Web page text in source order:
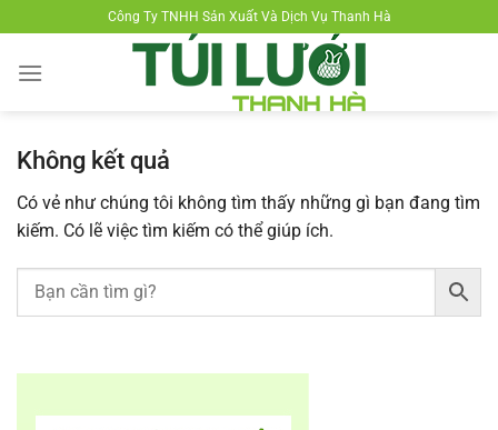
đến
nội
Công Ty TNHH Sản Xuất Và Dịch Vụ Thanh Hà
Không kết quả
Có vẻ như chúng tôi không tìm thấy những gì bạn đang tìm
kiếm. Có lẽ việc tìm kiếm có thể giúp ích.